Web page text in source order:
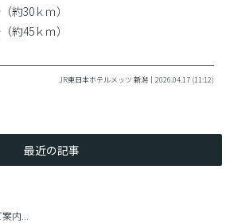
約30ｋｍ）
約45ｋｍ）
JR東日本ホテルメッツ 新潟｜2026.04.17 (11:12)
最近の記事
内...